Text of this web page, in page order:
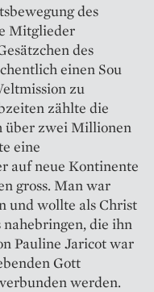
des
Mitglieder
des
einen Sou
zu
zählte die
über zwei Millionen
eine
auf neue Kontinente
gross. Man war
und wollte als Christ
nahebringen, die ihn
Pauline Jaricot war
Gott
werden.